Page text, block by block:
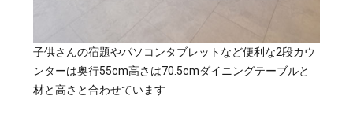
子供さんの宿題やパソコンタブレットなど便利な2段カウ
ンターは奥行55cm高さは70.5cmダイニングテーブルと
材と高さと合わせています